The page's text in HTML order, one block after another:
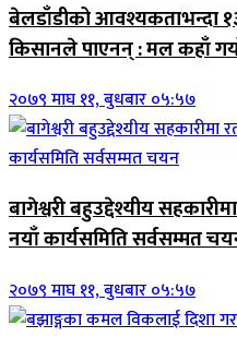
बेलडाँडीको आवश्यकताभन्दा
किसानले पाएनन् : मल कहाँ
२०७९ माघ ११, बुधबार ०५:५७
बागेश्वरी बहुउद्देश्यीय
नयाँ कार्यसमिति सर्वसम्मत
२०७९ माघ ११, बुधबार ०५:५७